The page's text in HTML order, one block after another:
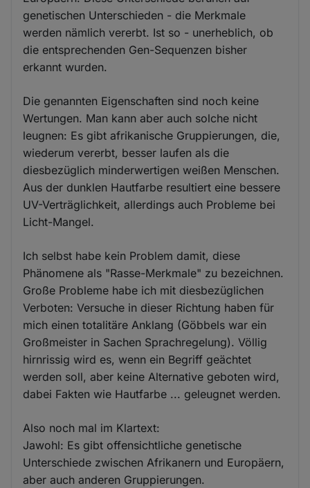
genetischen Unterschieden - die Merkmale
werden nämlich vererbt. Ist so - unerheblich, ob
die entsprechenden Gen-Sequenzen bisher
erkannt wurden.
Die genannten Eigenschaften sind noch keine
Wertungen. Man kann aber auch solche nicht
leugnen: Es gibt afrikanische Gruppierungen, die,
wiederum vererbt, besser laufen als die
diesbezüglich minderwertigen weißen Menschen.
Aus der dunklen Hautfarbe resultiert eine bessere
UV-Verträglichkeit, allerdings auch Probleme bei
Licht-Mangel.
Ich selbst habe kein Problem damit, diese
Phänomene als "Rasse-Merkmale" zu bezeichnen.
Große Probleme habe ich mit diesbezüglichen
Verboten: Versuche in dieser Richtung haben für
mich einen totalitäre Anklang (Göbbels war ein
Großmeister in Sachen Sprachregelung). Völlig
hirnrissig wird es, wenn ein Begriff geächtet
werden soll, aber keine Alternative geboten wird,
dabei Fakten wie Hautfarbe ... geleugnet werden.
Also noch mal im Klartext:
Jawohl: Es gibt offensichtliche genetische
Unterschiede zwischen Afrikanern und Europäern,
aber auch anderen Gruppierungen.